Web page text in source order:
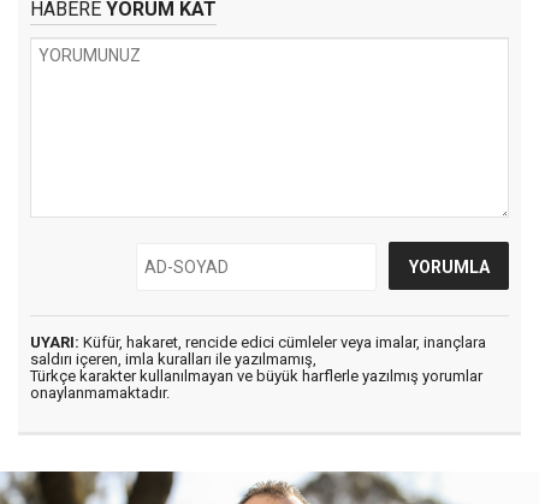
HABERE YORUM KAT
UYARI: Küfür, hakaret, rencide edici cümleler veya imalar, inançlara
saldırı içeren, imla kuralları ile yazılmamış,
Türkçe karakter kullanılmayan ve büyük harflerle yazılmış yorumlar
onaylanmamaktadır.